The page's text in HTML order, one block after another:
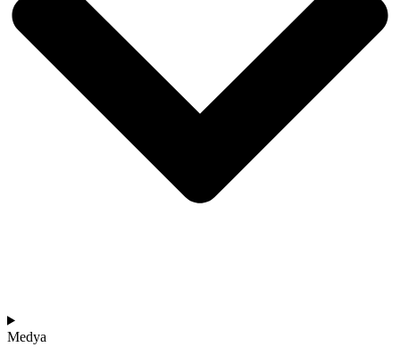
Medya